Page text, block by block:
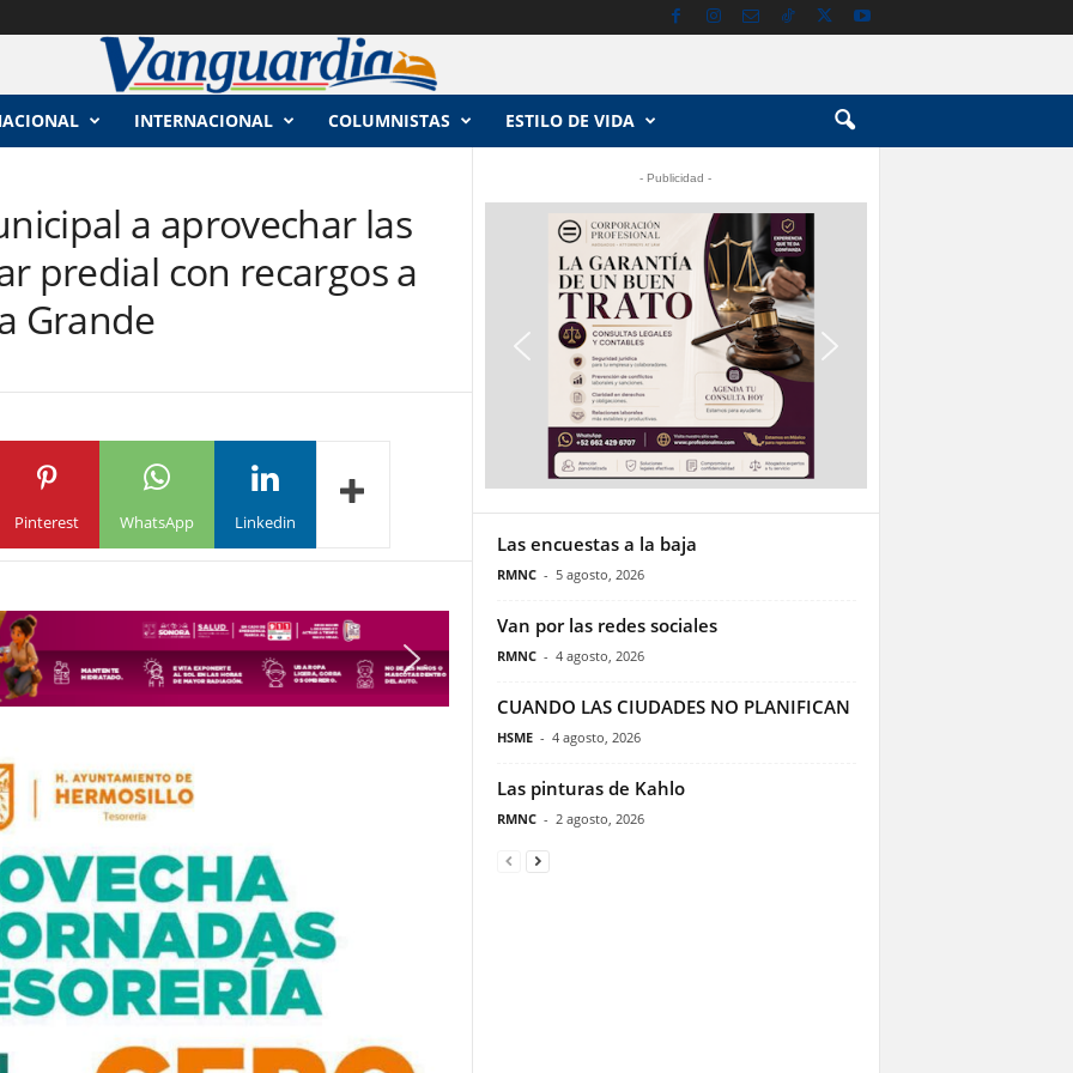
INTERNACIONAL COLUMNISTAS ESTILO DE VIDA
a aprovechar las
predial con recargos a
Grande
Pinterest WhatsApp Linkedin
- Publicidad -
Las encuestas a la baja
RMNC - 5 agosto, 2026
Van por las redes sociales
RMNC - 4 agosto, 2026
CUANDO LAS CIUDADES NO PLANIFICAN
HSME - 4 agosto, 2026
Las pinturas de Kahlo
RMNC - 2 agosto, 2026